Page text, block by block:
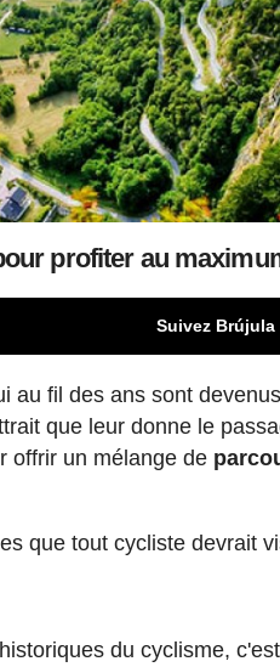
profiter au
Suivez
au fil des ans sont
que leur donne le
offrir un mélange de
que tout cycliste devrait
du cyclisme,